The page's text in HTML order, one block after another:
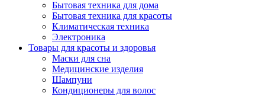
Бытовая техника для дома
Бытовая техника для красоты
Климатическая техника
Электроника
Товары для красоты и здоровья
Маски для сна
Медицинские изделия
Шампуни
Кондиционеры для волос